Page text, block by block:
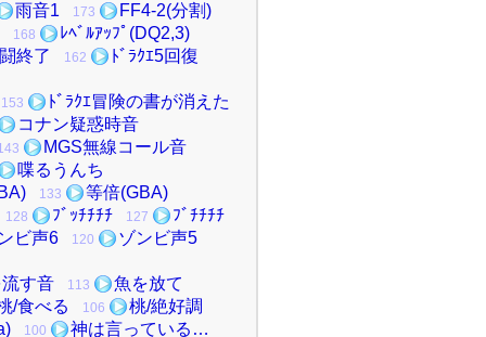
雨音1 173 FF4-2(分割)
168
ﾚﾍﾞﾙｱｯﾌﾟ(DQ2,3)
終了
162 ﾄﾞﾗｸｴ5回復
153
ﾄﾞﾗｸｴ冒険の書が消えた
コナン疑惑時音
MGS無線コール音
喋るうんち
133 等倍(GBA)
128 ﾌﾞｯﾁﾁﾁﾁ 127
ﾌﾞﾁﾁﾁﾁ
ビ声6
120 ゾンビ声5
す音 113
魚を放て
/食べる
106
桃/絶好調
100 神は言っている…